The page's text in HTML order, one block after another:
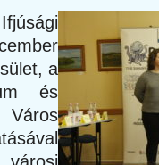
a
és
Város